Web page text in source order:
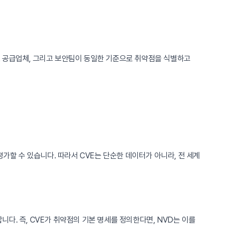
급업체, 그리고 보안팀이 동일한 기준으로 취약점을 식별하고
할 수 있습니다. 따라서 CVE는 단순한 데이터가 아니라, 전 세계
니다. 즉, CVE가 취약점의 기본 명세를 정의한다면, NVD는 이를